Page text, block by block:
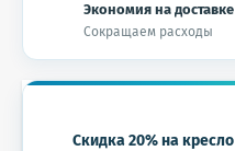
Экономия на доставке
Сокращаем расходы
Скидка 20% на кресло